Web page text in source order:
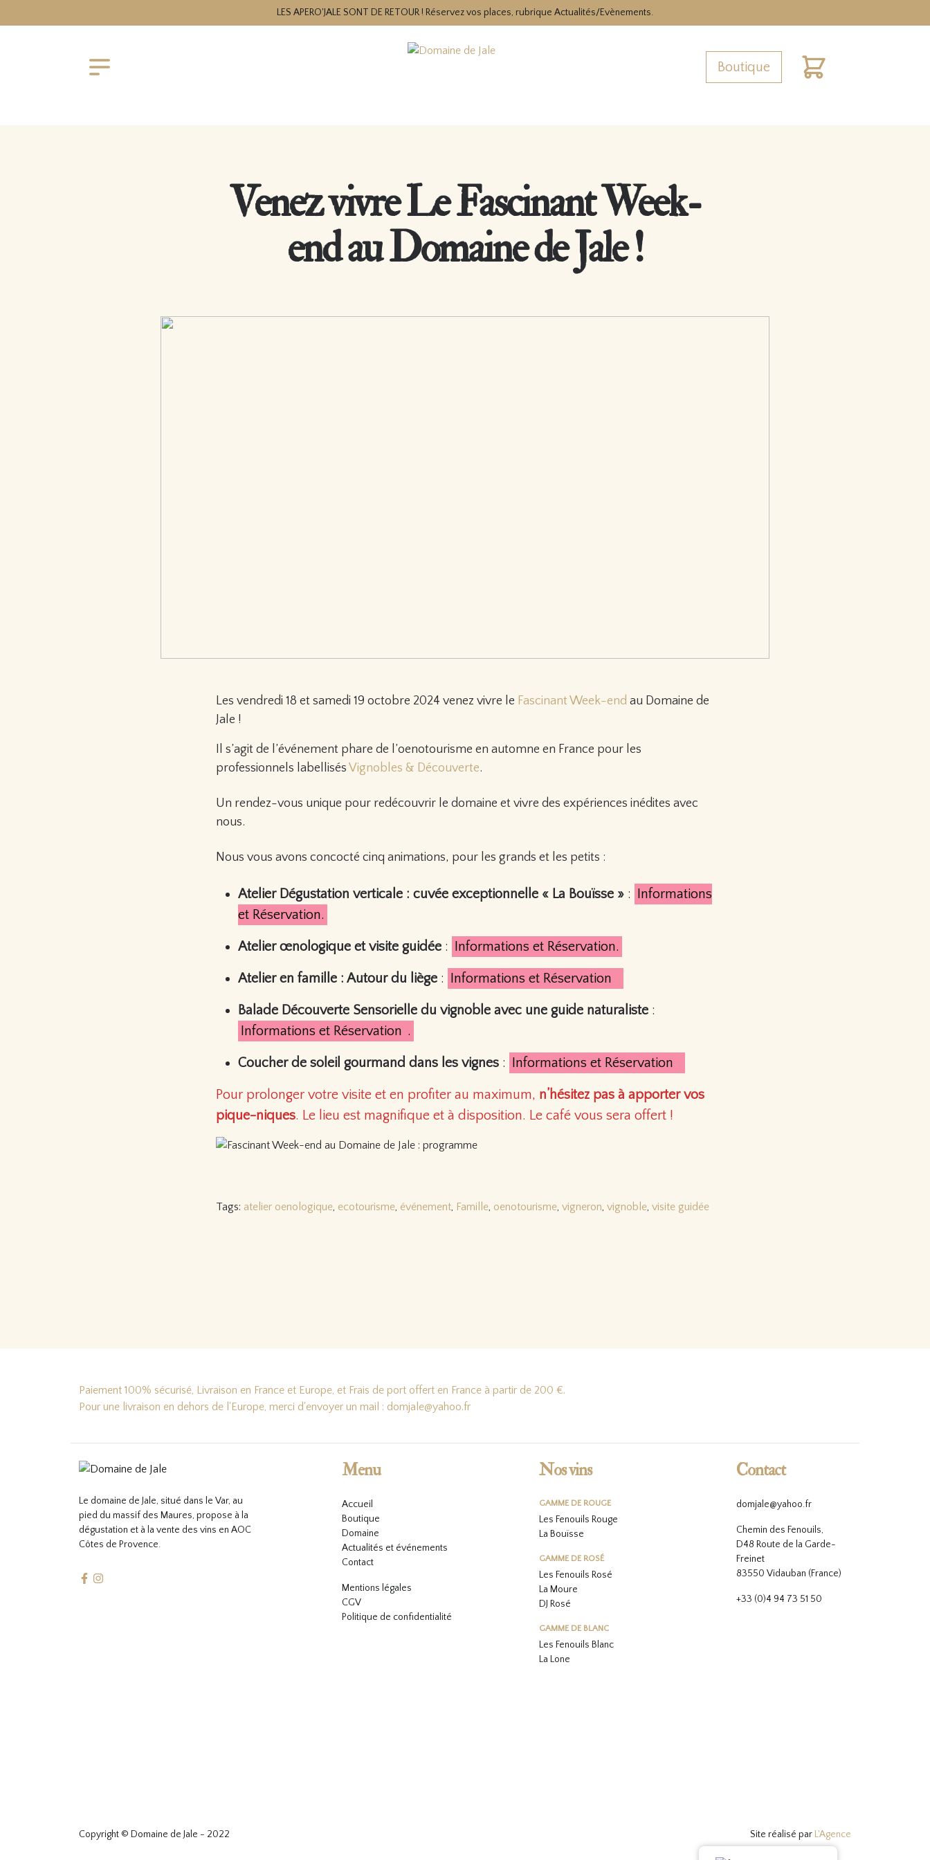
LES APERO'JALE SONT DE RETOUR ! Réservez vos places, rubrique Actualités/Evènements.
Boutique
Cart
Venez vivre Le Fascinant Week-
end au Domaine de Jale !
Les vendredi 18 et samedi 19 octobre 2024 venez vivre le Fascinant Week-end au Domaine de
Jale !
Il s’agit de l’événement phare de l’oenotourisme en automne en France pour les
professionnels labellisés Vignobles & Découverte.
Un rendez-vous unique pour redécouvrir le domaine et vivre des expériences inédites avec
nous.
Nous vous avons concocté cinq animations, pour les grands et les petits :
Atelier Dégustation verticale : cuvée exceptionnelle « La Bouïsse » :
Informations
et Réservation.
Atelier œnologique et visite guidée : Informations et Réservation.
Atelier en famille : Autour du liège : Informations et Réservation .
Balade Découverte Sensorielle du vignoble avec une guide naturaliste :
Informations et Réservation .
Coucher de soleil gourmand dans les vignes : Informations et Réservation .
Pour prolonger votre visite et en profiter au maximum, n’hésitez pas à apporter vos
pique-niques. Le lieu est magnifique et à disposition. Le café vous sera offert !
Tags: atelier oenologique, ecotourisme, événement, Famille, oenotourisme, vigneron, vignoble, visite guidée
Paiement 100% sécurisé, Livraison en France et Europe, et Frais de port offert en France à partir de 200 €.
Pour une livraison en dehors de l'Europe, merci d'envoyer un mail : domjale@yahoo.fr
Le domaine de Jale, situé dans le Var, au
pied du massif des Maures, propose à la
dégustation et à la vente des vins en AOC
Côtes de Provence.
Menu
Accueil
Boutique
Domaine
Actualités et événements
Contact
Mentions légales
CGV
Politique de confidentialité
Nos vins
GAMME DE ROUGE
Les Fenouils Rouge
La Bouïsse
GAMME DE ROSÉ
Les Fenouils Rosé
La Moure
DJ Rosé
GAMME DE BLANC
Les Fenouils Blanc
La Lone
Contact
domjale@yahoo.fr
Chemin des Fenouils,
D48 Route de la Garde-
Freinet
83550 Vidauban (France)
+33 (0)4 94 73 51 50
Copyright © Domaine de Jale - 2022 Site réalisé par L'Agence